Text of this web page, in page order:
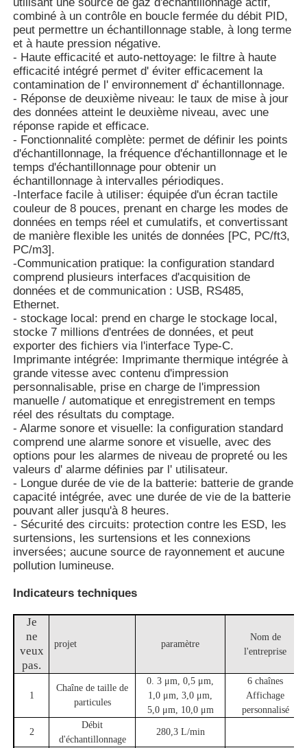
Thermomètre à fibre optique
Détecteur d'émissivité infrarouge
combiné à un contrôle en boucle fermée du débit PID,
peut permettre un échantillonnage stable, à long terme
et à haute pression négative.
- Haute efficacité et auto-nettoyage: le filtre à haute
efficacité intégré permet d' éviter efficacement la
contamination de l' environnement d' échantillonnage.
- Réponse de deuxième niveau: le taux de mise à jour
des données atteint le deuxième niveau, avec une
réponse rapide et efficace.
- Fonctionnalité complète: permet de définir les points
d'échantillonnage, la fréquence d'échantillonnage et le
temps d'échantillonnage pour obtenir un
échantillonnage à intervalles périodiques.
-Interface facile à utiliser: équipée d'un écran tactile
couleur de 8 pouces, prenant en charge les modes de
données en temps réel et cumulatifs, et convertissant
de manière flexible les unités de données [PC, PC/ft3,
PC/m3].
-Communication pratique: la configuration standard
comprend plusieurs interfaces d'acquisition de
données et de communication : USB, RS485,
Ethernet.
- stockage local: prend en charge le stockage local,
stocke 7 millions d'entrées de données, et peut
exporter des fichiers via l'interface Type-C.
Imprimante intégrée: Imprimante thermique intégrée à
grande vitesse avec contenu d'impression
personnalisable, prise en charge de l'impression
manuelle / automatique et enregistrement en temps
réel des résultats du comptage.
- Alarme sonore et visuelle: la configuration standard
comprend une alarme sonore et visuelle, avec des
options pour les alarmes de niveau de propreté ou les
valeurs d' alarme définies par l' utilisateur.
- Longue durée de vie de la batterie: batterie de grande
capacité intégrée, avec une durée de vie de la batterie
pouvant aller jusqu'à 8 heures.
- Sécurité des circuits: protection contre les ESD, les
surtensions, les surtensions et les connexions
inversées; aucune source de rayonnement et aucune
pollution lumineuse.
Indicateurs techniques
Je
ne
veux
pas.
projet paramètre
Nom de
l'entreprise
1
Chaîne de taille de
particules
0. 3 μm, 0,5 μm,
1,0 μm, 3,0 μm,
5,0 μm, 10,0 μm
6 chaînes
Affichage
personnalisé
2
Débit
d'échantillonnage
280,3 L/min